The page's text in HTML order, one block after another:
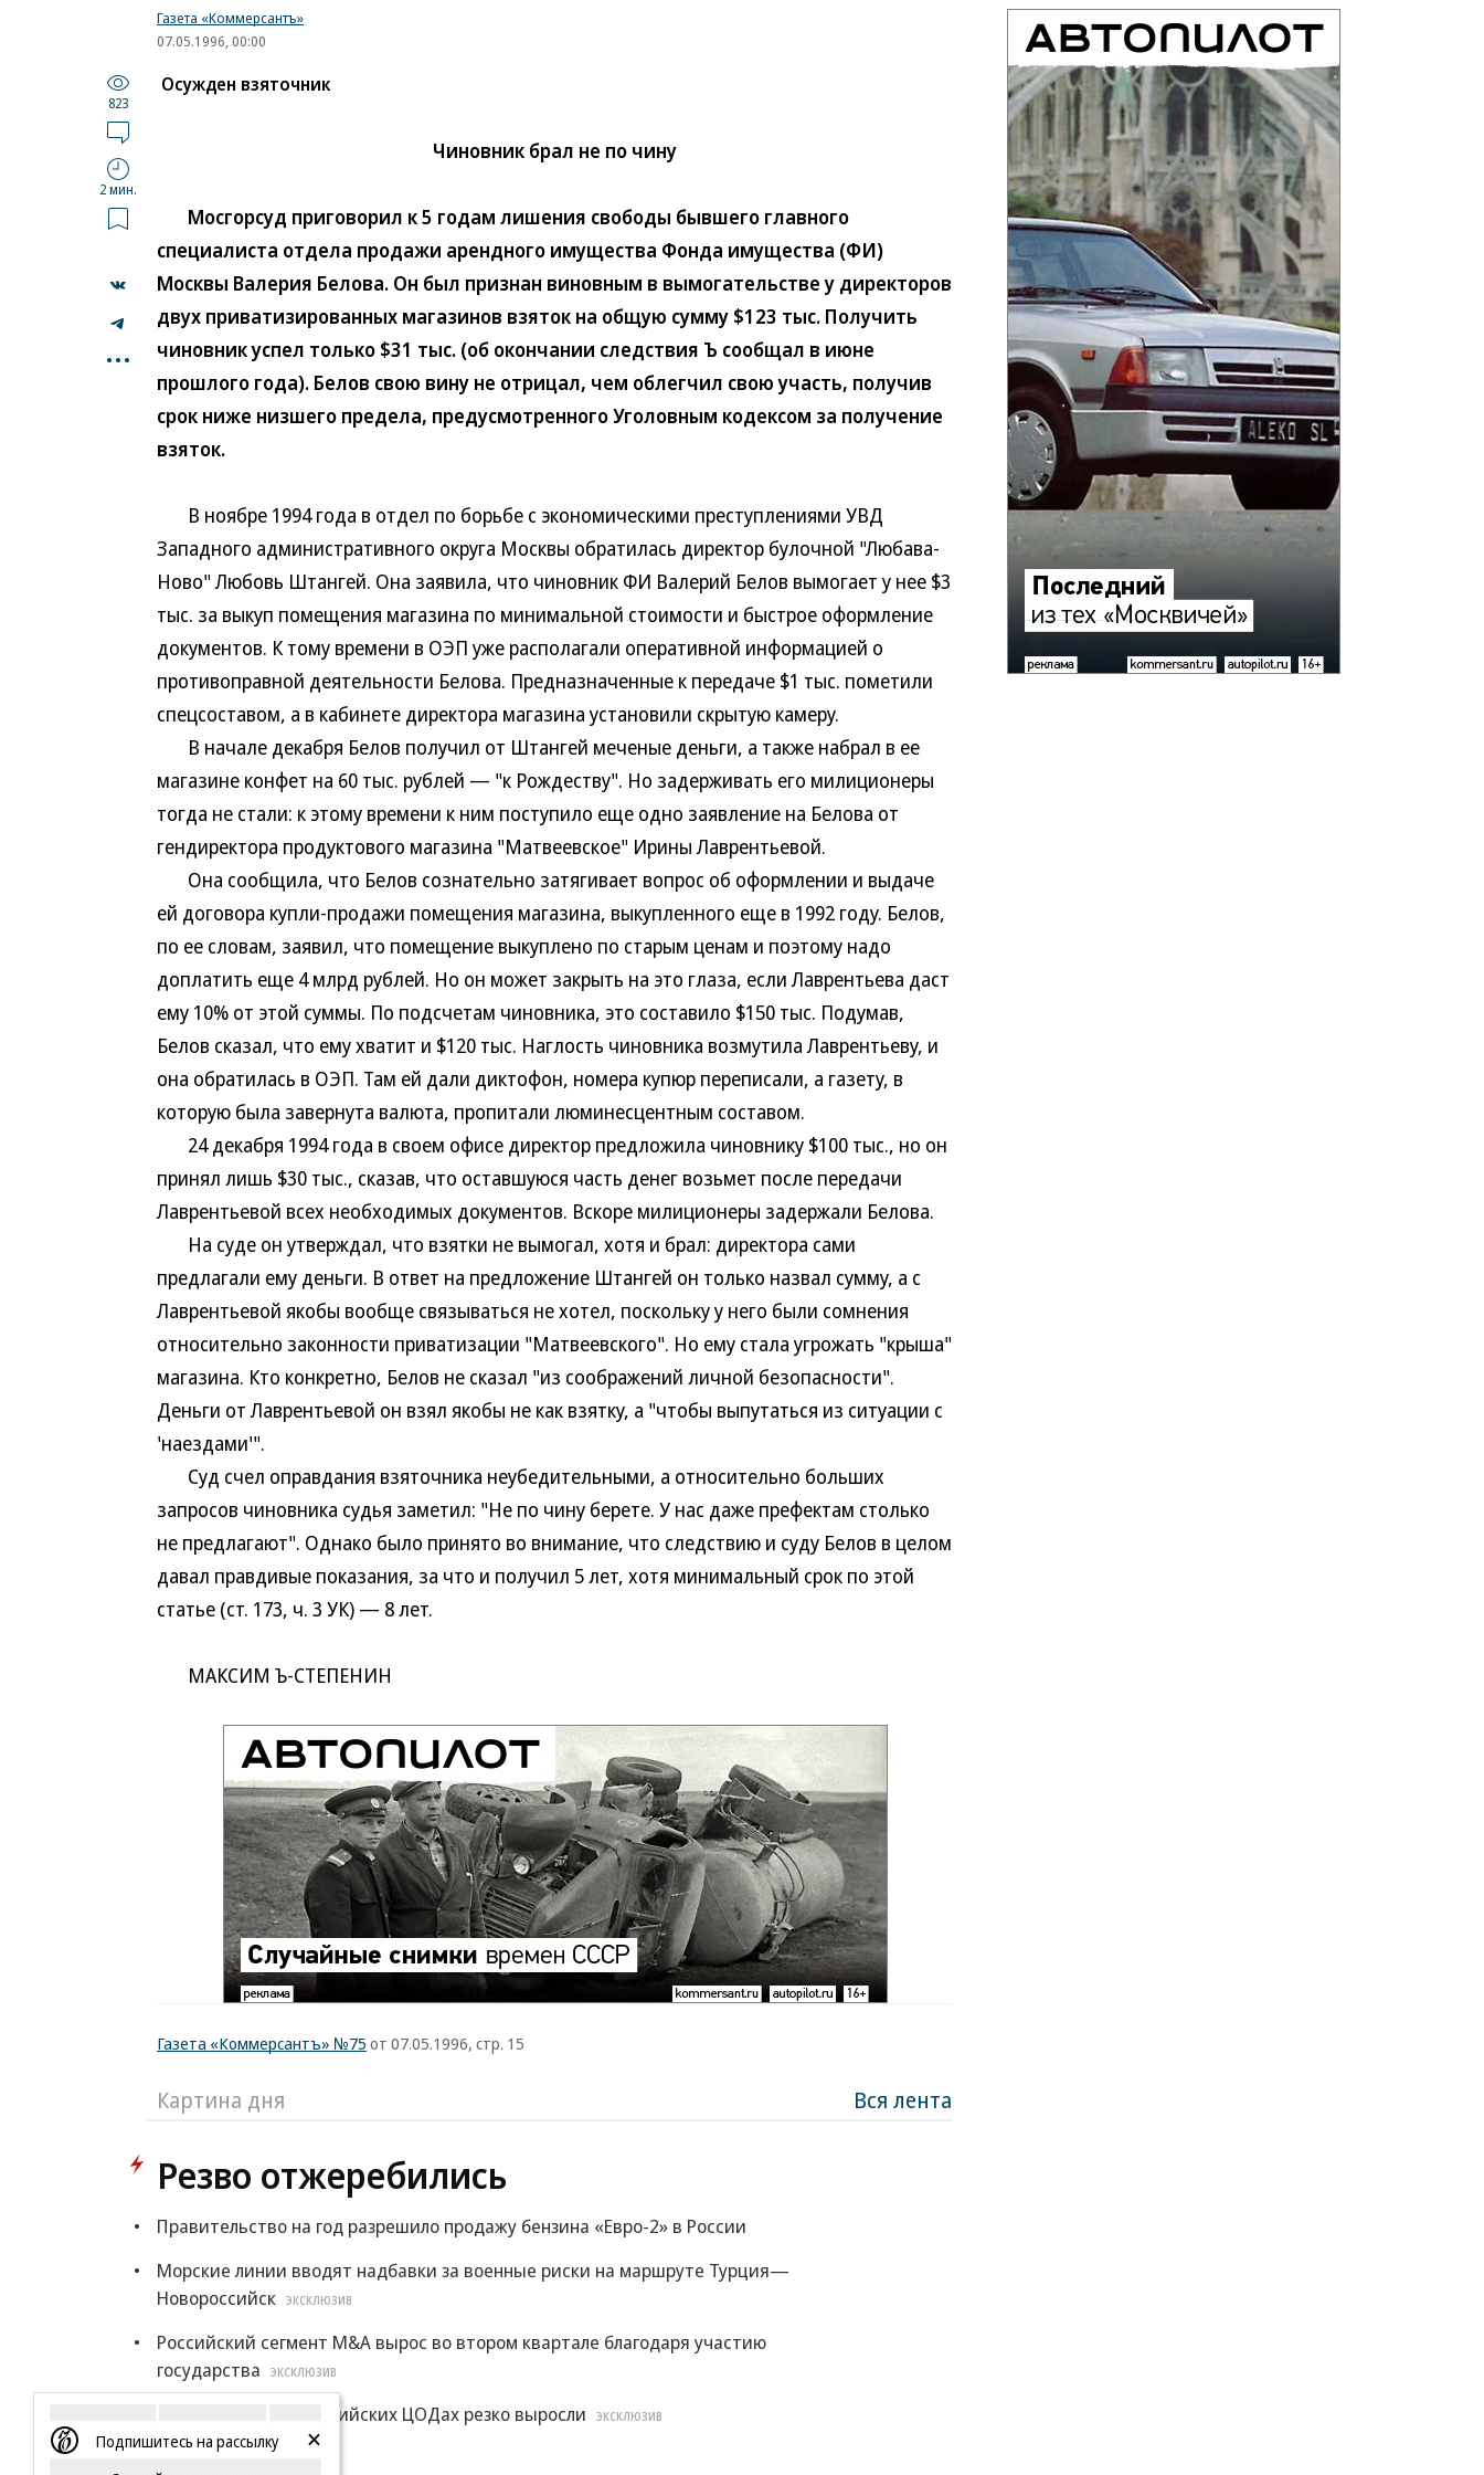
Газета «Коммерсантъ»
07.05.1996, 00:00
823
2 мин.
...
Осужден взяточник
Чиновник брал не по чину
Мосгорсуд приговорил к 5 годам лишения свободы бывшего главного
специалиста отдела продажи арендного имущества Фонда имущества (ФИ)
Москвы Валерия Белова. Он был признан виновным в вымогательстве у директоров
двух приватизированных магазинов взяток на общую сумму $123 тыс. Получить
чиновник успел только $31 тыс. (об окончании следствия Ъ сообщал в июне
прошлого года). Белов свою вину не отрицал, чем облегчил свою участь, получив
срок ниже низшего предела, предусмотренного Уголовным кодексом за получение
взяток.
В ноябре 1994 года в отдел по борьбе с экономическими преступлениями УВД
Западного административного округа Москвы обратилась директор булочной "Любава-
Ново" Любовь Штангей. Она заявила, что чиновник ФИ Валерий Белов вымогает у нее $3
тыс. за выкуп помещения магазина по минимальной стоимости и быстрое оформление
документов. К тому времени в ОЭП уже располагали оперативной информацией о
противоправной деятельности Белова. Предназначенные к передаче $1 тыс. пометили
спецсоставом, а в кабинете директора магазина установили скрытую камеру.
В начале декабря Белов получил от Штангей меченые деньги, а также набрал в ее
магазине конфет на 60 тыс. рублей — "к Рождеству". Но задерживать его милиционеры
тогда не стали: к этому времени к ним поступило еще одно заявление на Белова от
гендиректора продуктового магазина "Матвеевское" Ирины Лаврентьевой.
Она сообщила, что Белов сознательно затягивает вопрос об оформлении и выдаче
ей договора купли-продажи помещения магазина, выкупленного еще в 1992 году. Белов,
по ее словам, заявил, что помещение выкуплено по старым ценам и поэтому надо
доплатить еще 4 млрд рублей. Но он может закрыть на это глаза, если Лаврентьева даст
ему 10% от этой суммы. По подсчетам чиновника, это составило $150 тыс. Подумав,
Белов сказал, что ему хватит и $120 тыс. Наглость чиновника возмутила Лаврентьеву, и
она обратилась в ОЭП. Там ей дали диктофон, номера купюр переписали, а газету, в
которую была завернута валюта, пропитали люминесцентным составом.
24 декабря 1994 года в своем офисе директор предложила чиновнику $100 тыс., но он
принял лишь $30 тыс., сказав, что оставшуюся часть денег возьмет после передачи
Лаврентьевой всех необходимых документов. Вскоре милиционеры задержали Белова.
На суде он утверждал, что взятки не вымогал, хотя и брал: директора сами
предлагали ему деньги. В ответ на предложение Штангей он только назвал сумму, а с
Лаврентьевой якобы вообще связываться не хотел, поскольку у него были сомнения
относительно законности приватизации "Матвеевского". Но ему стала угрожать "крыша"
магазина. Кто конкретно, Белов не сказал "из соображений личной безопасности".
Деньги от Лаврентьевой он взял якобы не как взятку, а "чтобы выпутаться из ситуации с
'наездами'".
Суд счел оправдания взяточника неубедительными, а относительно больших
запросов чиновника судья заметил: "Не по чину берете. У нас даже префектам столько
не предлагают". Однако было принято во внимание, что следствию и суду Белов в целом
давал правдивые показания, за что и получил 5 лет, хотя минимальный срок по этой
статье (ст. 173, ч. 3 УК) — 8 лет.
МАКСИМ Ъ-СТЕПЕНИН
Газета «Коммерсантъ» №75 от 07.05.1996, стр. 15
Картина дня Вся лента
Резво отжеребились
Правительство на год разрешило продажу бензина «Евро-2» в России
Морские линии вводят надбавки за военные риски на маршруте Турция—
Новороссийск
ЭКСКЛЮЗИВ
Российский сегмент M&A вырос во втором квартале благодаря участию
государства
ЭКСКЛЮЗИВ
Цены на места в российских ЦОДах резко выросли ЭКСКЛЮЗИВ
Еще
Подпишитесь на рассылку